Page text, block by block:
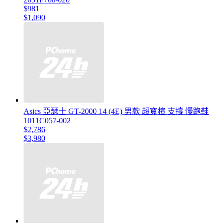
$981
$1,090
Asics 亞瑟士 GT-2000 14 (4E) 男款 超寬楦 支撐 慢跑鞋
1011C057-002
$2,786
$3,980